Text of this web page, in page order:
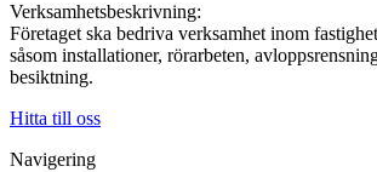
Verksamhetsbeskrivning:
Företaget ska bedriva verksamhet inom
såsom installationer, rörarbeten,
besiktning.
Hitta till oss
Navigering